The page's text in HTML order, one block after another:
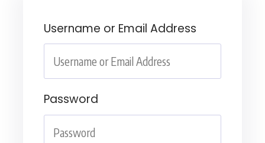
Username or Email Address
Password